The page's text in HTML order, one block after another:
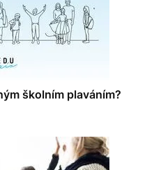
školním plaváním?